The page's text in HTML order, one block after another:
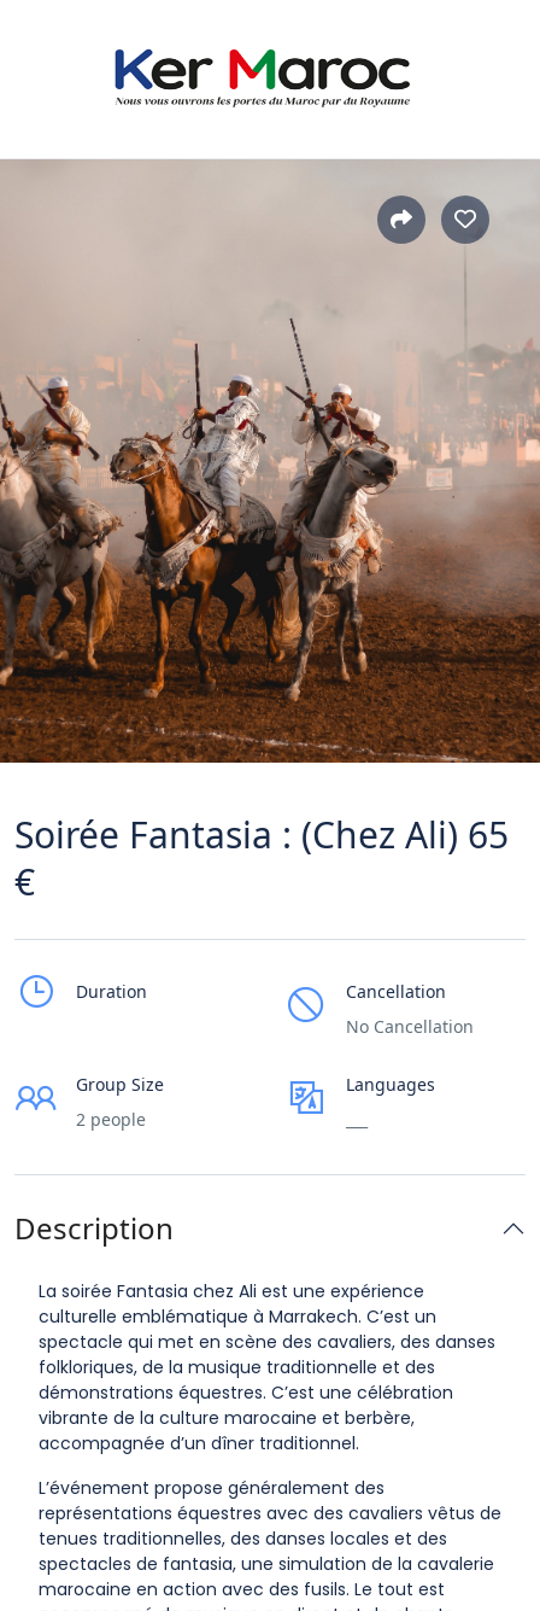
Soirée Fantasia : (Chez Ali) 65
€
Duration
Cancellation
No Cancellation
Group Size
2 people
Languages
Description
La soirée Fantasia chez Ali est une expérience
culturelle emblématique à Marrakech. C’est un
spectacle qui met en scène des cavaliers, des danses
folkloriques, de la musique traditionnelle et des
démonstrations équestres. C’est une célébration
vibrante de la culture marocaine et berbère,
accompagnée d’un dîner traditionnel.
L’événement propose généralement des
représentations équestres avec des cavaliers vêtus de
tenues traditionnelles, des danses locales et des
spectacles de fantasia, une simulation de la cavalerie
marocaine en action avec des fusils. Le tout est